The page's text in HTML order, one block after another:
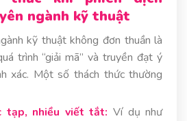
ngành kỹ thuật
kỹ thuật không đơn thuần là
trình “giải mã” và truyền đạt ý
xác. Một số thách thức thường
tạp, nhiều viết tắt: Ví dụ như